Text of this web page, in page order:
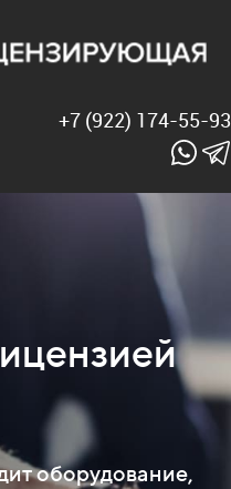
+7 (922) 174-55-93
оборудование,